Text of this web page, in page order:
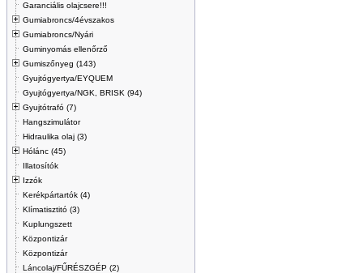
Garanciális olajcsere!!!
Gumiabroncs/4évszakos
Gumiabroncs/Nyári
Guminyomás ellenőrző
Gumiszőnyeg (143)
Gyujtógyertya/EYQUEM
Gyujtógyertya/NGK, BRISK (94)
Gyujtótrafó (7)
Hangszimulátor
Hidraulika olaj (3)
Hólánc (45)
Illatosítók
Izzók
Kerékpártartók (4)
Klímatisztitó (3)
Kuplungszett
Központizár
Központizár
Láncolaj/FŰRÉSZGÉP (2)